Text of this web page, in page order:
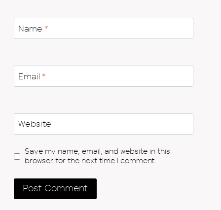
Name *
Email *
Website
Save my name, email, and website in this
browser for the next time I comment.